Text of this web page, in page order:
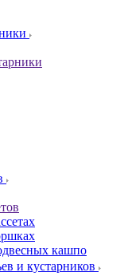
кашпо
и кустарников